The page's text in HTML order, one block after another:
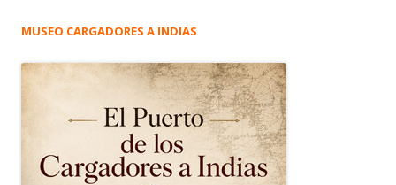
MUSEO CARGADORES A INDIAS